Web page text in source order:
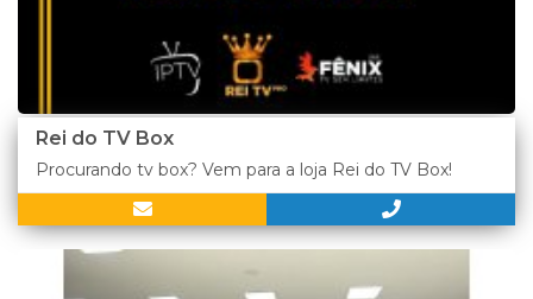
Rei do TV Box
Procurando tv box? Vem para a loja Rei do TV Box!